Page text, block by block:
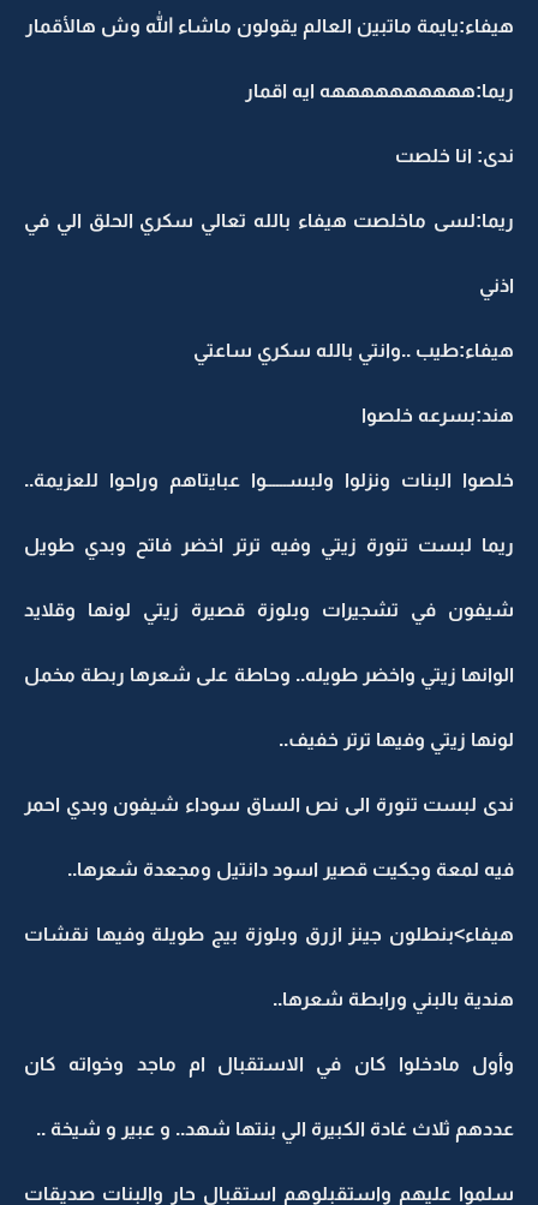
هيفاء:يايمة ماتبين العالم يقولون ماشاء الله وش هالأقمار
ريما:ههههههههههه ايه اقمار
ندى: انا خلصت
ريما:لسى ماخلصت هيفاء بالله تعالي سكري الحلق الي في
اذني
هيفاء:طيب ..وانتي بالله سكري ساعتي
هند:بسرعه خلصوا
خلصوا البنات ونزلوا ولبســــــوا عبايتاهم وراحوا للعزيمة..
ريما لبست تنورة زيتي وفيه ترتر اخضر فاتح وبدي طويل
شيفون في تشجيرات وبلوزة قصيرة زيتي لونها وقلايد
الوانها زيتي واخضر طويله.. وحاطة على شعرها ربطة مخمل
لونها زيتي وفيها ترتر خفيف..
ندى لبست تنورة الى نص الساق سوداء شيفون وبدي احمر
فيه لمعة وجكيت قصير اسود دانتيل ومجعدة شعرها..
هيفاء>بنطلون جينز ازرق وبلوزة بيج طويلة وفيها نقشات
هندية بالبني ورابطة شعرها..
وأول مادخلوا كان في الاستقبال ام ماجد وخواته كان
عددهم ثلاث غادة الكبيرة الي بنتها شهد.. و عبير و شيخة ..
سلموا عليهم واستقبلوهم استقبال حار والبنات صديقات